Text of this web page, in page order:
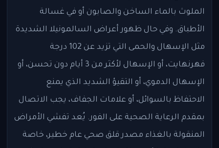
الملوث بالماء الساخن والصابون أو في غسالة
الأطباق. وفي حال ظهور أعراض السالمونيلا الشديدة
مثل الإسهال والحمى التي تزيد عن 102 درجة
فهرنهايت، أو الإسهال لأكثر من 3 أيام دون تحسن، أو
الإسهال الدموي، أو التقيؤ الشديد الذي يمنع
الاحتفاظ بالسوائل، أو علامات الجفاف، يجب الاتصال
بمقدم الرعاية الصحية على الفور. يُعد تفشي الأمراض
المنقولة بالغذاء مصدر قلق صحي عام خطير، خاصة